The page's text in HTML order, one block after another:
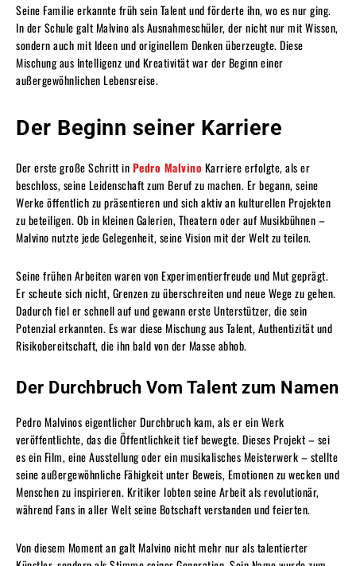
Seine Familie erkannte früh sein Talent und förderte ihn, wo es nur ging.
In der Schule galt Malvino als Ausnahmeschüler, der nicht nur mit Wissen,
sondern auch mit Ideen und originellem Denken überzeugte. Diese
Mischung aus Intelligenz und Kreativität war der Beginn einer
außergewöhnlichen Lebensreise.
Der Beginn seiner Karriere
Der erste große Schritt inPedro Malvino Karriere erfolgte, als er
beschloss, seine Leidenschaft zum Beruf zu machen. Er begann, seine
Werke öffentlich zu präsentieren und sich aktiv an kulturellen Projekten
zu beteiligen. Ob in kleinen Galerien, Theatern oder auf Musikbühnen –
Malvino nutzte jede Gelegenheit, seine Vision mit der Welt zu teilen.
Seine frühen Arbeiten waren von Experimentierfreude und Mut geprägt.
Er scheute sich nicht, Grenzen zu überschreiten und neue Wege zu gehen.
Dadurch fiel er schnell auf und gewann erste Unterstützer, die sein
Potenzial erkannten. Es war diese Mischung aus Talent, Authentizität und
Risikobereitschaft, die ihn bald von der Masse abhob.
Der Durchbruch Vom Talent zum Namen
Pedro Malvinos eigentlicher Durchbruch kam, als er ein Werk
veröffentlichte, das die Öffentlichkeit tief bewegte. Dieses Projekt – sei
es ein Film, eine Ausstellung oder ein musikalisches Meisterwerk – stellte
seine außergewöhnliche Fähigkeit unter Beweis, Emotionen zu wecken und
Menschen zu inspirieren. Kritiker lobten seine Arbeit als revolutionär,
während Fans in aller Welt seine Botschaft verstanden und feierten.
Von diesem Moment an galt Malvino nicht mehr nur als talentierter